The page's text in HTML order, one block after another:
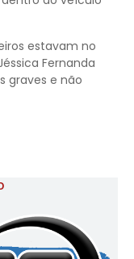
estavam no
Fernanda
graves e não